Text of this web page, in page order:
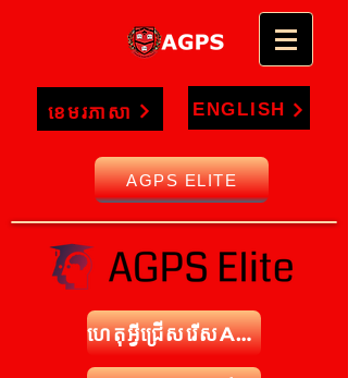
ខេមរភាសា ENGLISH
AGPS ELITE
ហេតុអ្វីជ្រើសរើសAPGS